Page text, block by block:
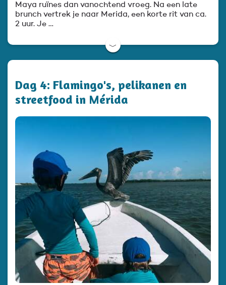
Maya ruïnes dan vanochtend vroeg. Na een late
brunch vertrek je naar Merida, een korte rit van ca.
2 uur. Je …
﹀
Dag 4: Flamingo's, pelikanen en
streetfood in Mérida